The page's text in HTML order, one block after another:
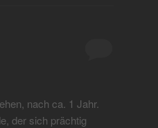
nach ca. 1 Jahr.
der sich prächtig